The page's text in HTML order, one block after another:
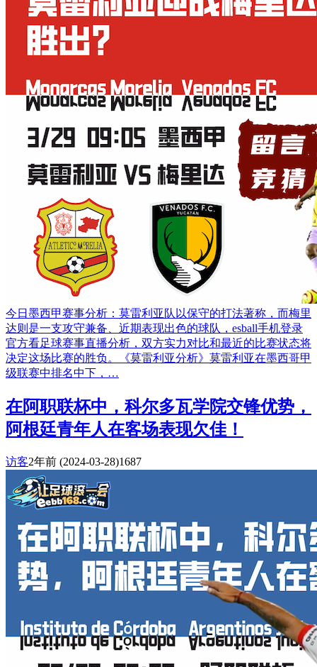
今日墨西甲赛事分析：莫雷利亚队以保守的打法著称，而梅里
达则是一支攻守兼备、近期表现出色的球队，esball手机登录
官方看足球赛事直播分析，双方实力对比和最近的比赛状态将
决定这场比赛的胜负。《莫雷利亚分析》莫雷利亚在墨西哥甲
级联赛中排名中下，…
在阿职联杯中，科尔多瓦学院交锋优势，
阿根廷青年人在客场表现欠佳！
访客2年前 (2024-03-28)1687